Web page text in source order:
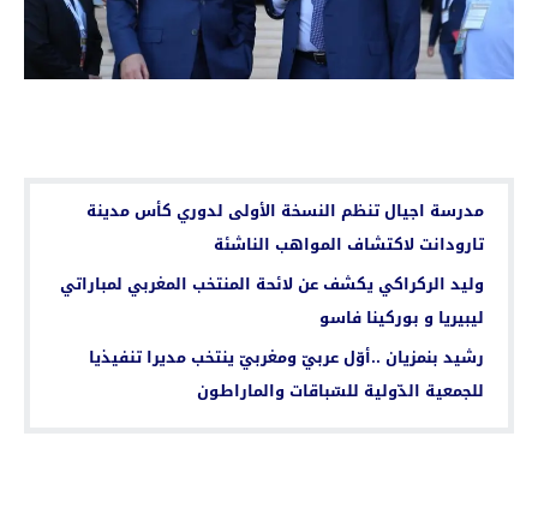
مدرسة اجيال تنظم النسخة الأولى لدوري كأس مدينة
تارودانت لاكتشاف المواهب الناشئة
وليد الركراكي يكشف عن لائحة المنتخب المغربي لمباراتي
ليبيريا و بوركينا فاسو
رشيد بنمزيان ..أوّل عربيّ ومغربيّ ينتخب مديرا تنفيذيا
للجمعية الدّولية للسّباقات والماراطون